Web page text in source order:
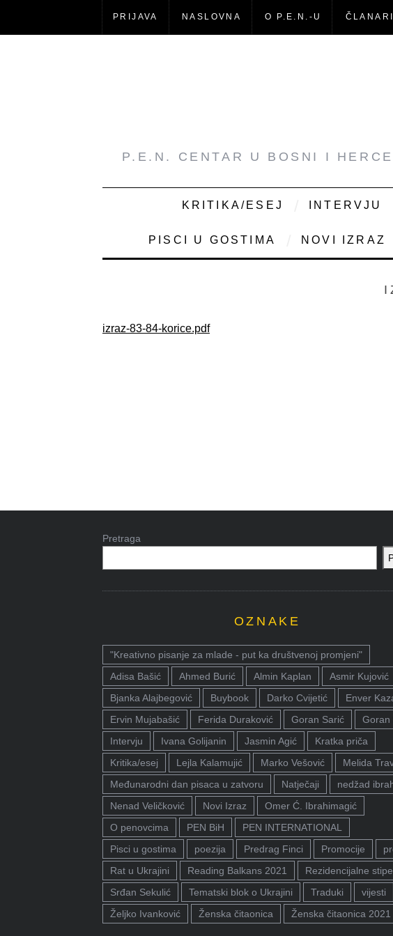
PRIJAVA NASLOVNA O P.E.N.-U
P.E.N. CENTAR U BOSNI I
KRITIKA/ESEJ INTERVJU
PISCI U GOSTIMA NOVI IZRAZ
izraz-83-84-korice.pdf
Pretraga
OZNAKE
"Kreativno pisanje za mlade - put ka društvenoj promjeni"
Adisa Bašić
Ahmed Burić Almin Kaplan
Asmir Kujović
Bjanka Alajbegović
Buybook Darko Cvijetić
Enver
Ervin Mujabašić
Ferida Duraković Goran Sarić
Goran
Intervju
Ivana Golijanin Jasmin Agić
Kratka priča
Kritika/esej
Lejla Kalamujić Marko Vešović
Melida
Međunarodni dan pisaca u zatvoru
Natječaji
nedžad
Nenad Veličković
Novi Izraz
Omer Ć. Ibrahimagić
O penovcima
PEN BiH
PEN INTERNATIONAL
Pisci u gostima
poezija Predrag Finci Promocije
Rat u Ukrajini
Reading Balkans 2021
Rezidencijalne
Srđan Sekulić
Tematski blok o Ukrajini Traduki
vijesti
Željko Ivanković
Ženska čitaonica Ženska čitaonica 2021